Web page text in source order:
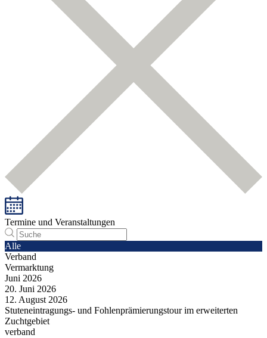
Termine und Veranstaltungen
Alle
Verband
Vermarktung
Juni 2026
20. Juni 2026
12. August 2026
Stuteneintragungs- und Fohlenprämierungstour im erweiterten
Zuchtgebiet
verband